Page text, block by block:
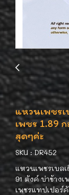
แหวนเพชร
เพชร 1.89
สุดๆค่ะ
SKU : DR452
แหวนเพชรเบล
91 ตังค์ บ่าข้าง
เพชรแทปเปอร์